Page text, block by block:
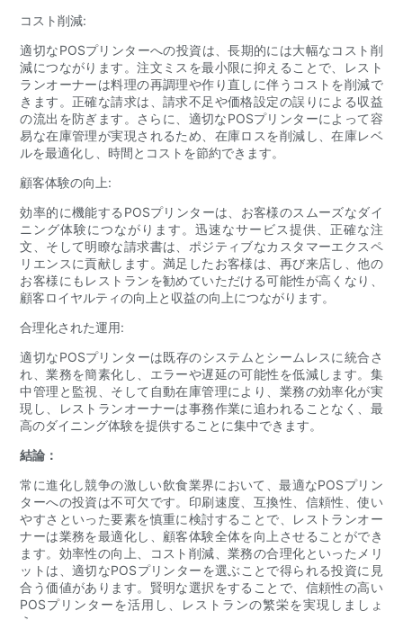
コスト削減:
適切なPOSプリンターへの投資は、長期的には大幅なコスト削
減につながります。注文ミスを最小限に抑えることで、レスト
ランオーナーは料理の再調理や作り直しに伴うコストを削減で
きます。正確な請求は、請求不足や価格設定の誤りによる収益
の流出を防ぎます。さらに、適切なPOSプリンターによって容
易な在庫管理が実現されるため、在庫ロスを削減し、在庫レベ
ルを最適化し、時間とコストを節約できます。
顧客体験の向上:
効率的に機能するPOSプリンターは、お客様のスムーズなダイ
ニング体験につながります。迅速なサービス提供、正確な注
文、そして明瞭な請求書は、ポジティブなカスタマーエクスペ
リエンスに貢献します。満足したお客様は、再び来店し、他の
お客様にもレストランを勧めていただける可能性が高くなり、
顧客ロイヤルティの向上と収益の向上につながります。
合理化された運用:
適切なPOSプリンターは既存のシステムとシームレスに統合さ
れ、業務を簡素化し、エラーや遅延の可能性を低減します。集
中管理と監視、そして自動在庫管理により、業務の効率化が実
現し、レストランオーナーは事務作業に追われることなく、最
高のダイニング体験を提供することに集中できます。
結論：
常に進化し競争の激しい飲食業界において、最適なPOSプリン
ターへの投資は不可欠です。印刷速度、互換性、信頼性、使い
やすさといった要素を慎重に検討することで、レストランオー
ナーは業務を最適化し、顧客体験全体を向上させることができ
ます。効率性の向上、コスト削減、業務の合理化といったメリ
ットは、適切なPOSプリンターを選ぶことで得られる投資に見
合う価値があります。賢明な選択をすることで、信頼性の高い
POSプリンターを活用し、レストランの繁栄を実現しましょ